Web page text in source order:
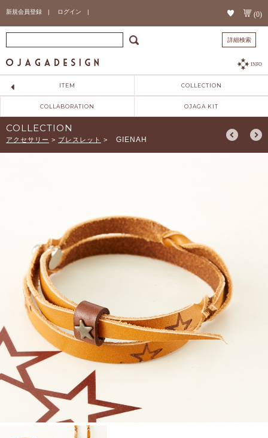
新規会員登録 | ログイン | (0)
詳細検索
INFO
ITEM COLLECTION
COLLABORATION OJAGA KIT
COLLECTION
アクセサリー > ブレスレット > GIENAH